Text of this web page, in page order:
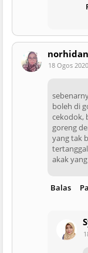
18 Ogos
boleh di
cekodok,
goreng
yang tak
akak
Balas